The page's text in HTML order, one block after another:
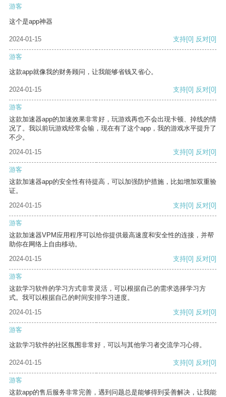
游客
这个是app神器
2024-01-15 支持[0] 反对[0]
游客
这款app就像我的财务顾问，让我能够省钱又省心。
2024-01-15 支持[0] 反对[0]
游客
这款加速器app的加速效果非常好，玩游戏再也不会出现卡顿、掉线的情
况了。我以前玩游戏经常会输，现在有了这个app，我的游戏水平提升了
不少。
2024-01-15
支持[0] 反对[0]
游客
这款加速器app的安全性有待提高，可以加强防护措施，比如增加双重验
证。
2024-01-15
支持[0] 反对[0]
游客
这款加速器VPM应用程序可以给你提供最高速度和安全性的连接，并帮
助你在网络上自由移动。
2024-01-15
支持[0] 反对[0]
游客
这款学习软件的学习方式非常灵活，可以根据自己的需求选择学习方
式。我可以根据自己的时间安排学习进度。
2024-01-15
支持[0] 反对[0]
游客
这款学习软件的社区氛围非常好，可以与其他学习者交流学习心得。
2024-01-15 支持[0] 反对[0]
游客
这款app的售后服务非常完善，遇到问题总是能够得到妥善解决，让我能